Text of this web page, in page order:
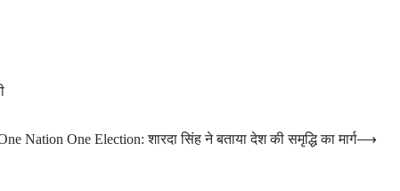
Nation One Election: शारदा सिंह ने बताया देश की समृद्धि का मार्ग⟶